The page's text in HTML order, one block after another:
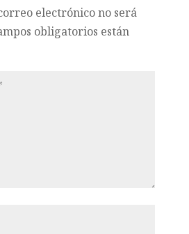
electrónico no será
obligatorios están